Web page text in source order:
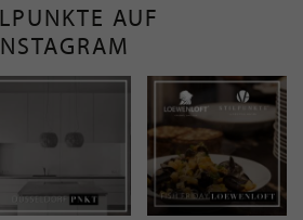
AUF